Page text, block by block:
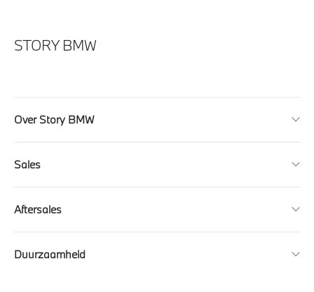
STORY BMW
Over Story BMW
Sales
Aftersales
Duurzaamheid